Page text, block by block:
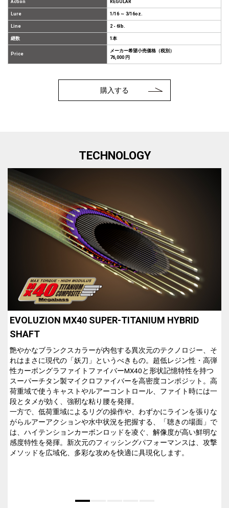
Action REGULAR
Lure 1/16 ～ 3/16oz.
Line 2 - 6lb.
継数 1本
Price
メーカー希望小売価格（税別）
76,000 円
購入する
TECHNOLOGY
EVOLUZION MX40 SUPER-TITANIUM HYBRID
SHAFT
艶やかなブランクスカラーが内包する異次元のテクノロジー、そ
れはまさに現代の「妖刀」というべきもの。超低レジン性・高弾
性カーボングラファイトファイバーMX40と形状記憶特性を持つ
スーパーチタン製マイクロファイバーを高密度コンポジット。高
荷重域で使うキャストやルアーコントロール、ファイト時には一
段とタメが効く、強靭な粘り腰を発揮。
一方で、低荷重域によるリグの操作や、わずかにラインを張りな
がらルアーアクションや水中状況を把握する、「聴きの場面」で
は、ハイテンションカーボンロッドを凌ぐ、解像度が高い鮮明な
感度特性を発揮。新次元のフィッシングパフォーマンスは、攻撃
メソッドを広域化、多彩な攻めを快適に具現化します。